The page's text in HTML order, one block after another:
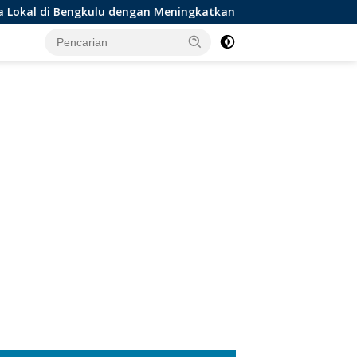
dengan Meningkatkan Ruang Publik dan Kebersihan Pasar